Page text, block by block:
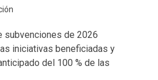
subvenciones de 2026
iniciativas beneficiadas y
del 100 % de las